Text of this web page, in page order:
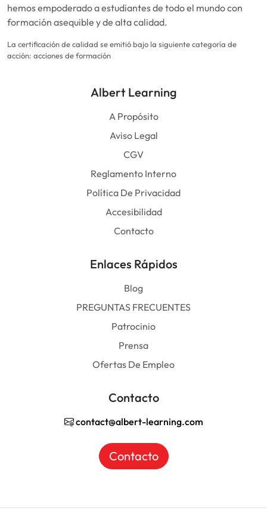
hemos empoderado a estudiantes de todo el mundo con
formación asequible y de alta calidad.
La certificación de calidad se emitió bajo la siguiente categoría de
acción: acciones de formación
Albert Learning
A Propósito
Aviso Legal
CGV
Reglamento Interno
Política De Privacidad
Accesibilidad
Contacto
Enlaces Rápidos
Blog
PREGUNTAS FRECUENTES
Patrocinio
Prensa
Ofertas De Empleo
Contacto
contact@albert-learning.com
Contacto